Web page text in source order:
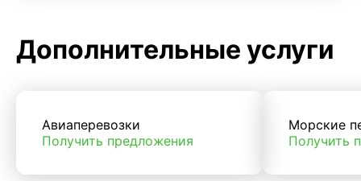
Дополнительные услуги
Авиаперевозки
Получить предложения
Морские
Получить